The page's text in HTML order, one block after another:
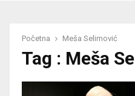
Početna Meša Selimović
Tag : Meša